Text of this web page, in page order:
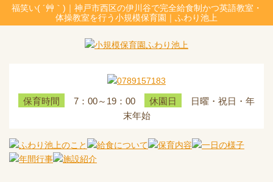
福笑い( ´艸｀)｜神戸市西区の伊川谷で完全給食制かつ英語教室・
体操教室を行う小規模保育園｜ふわり池上
保育時間 7：00～19：00 休園日
日曜・祝日・年
末年始